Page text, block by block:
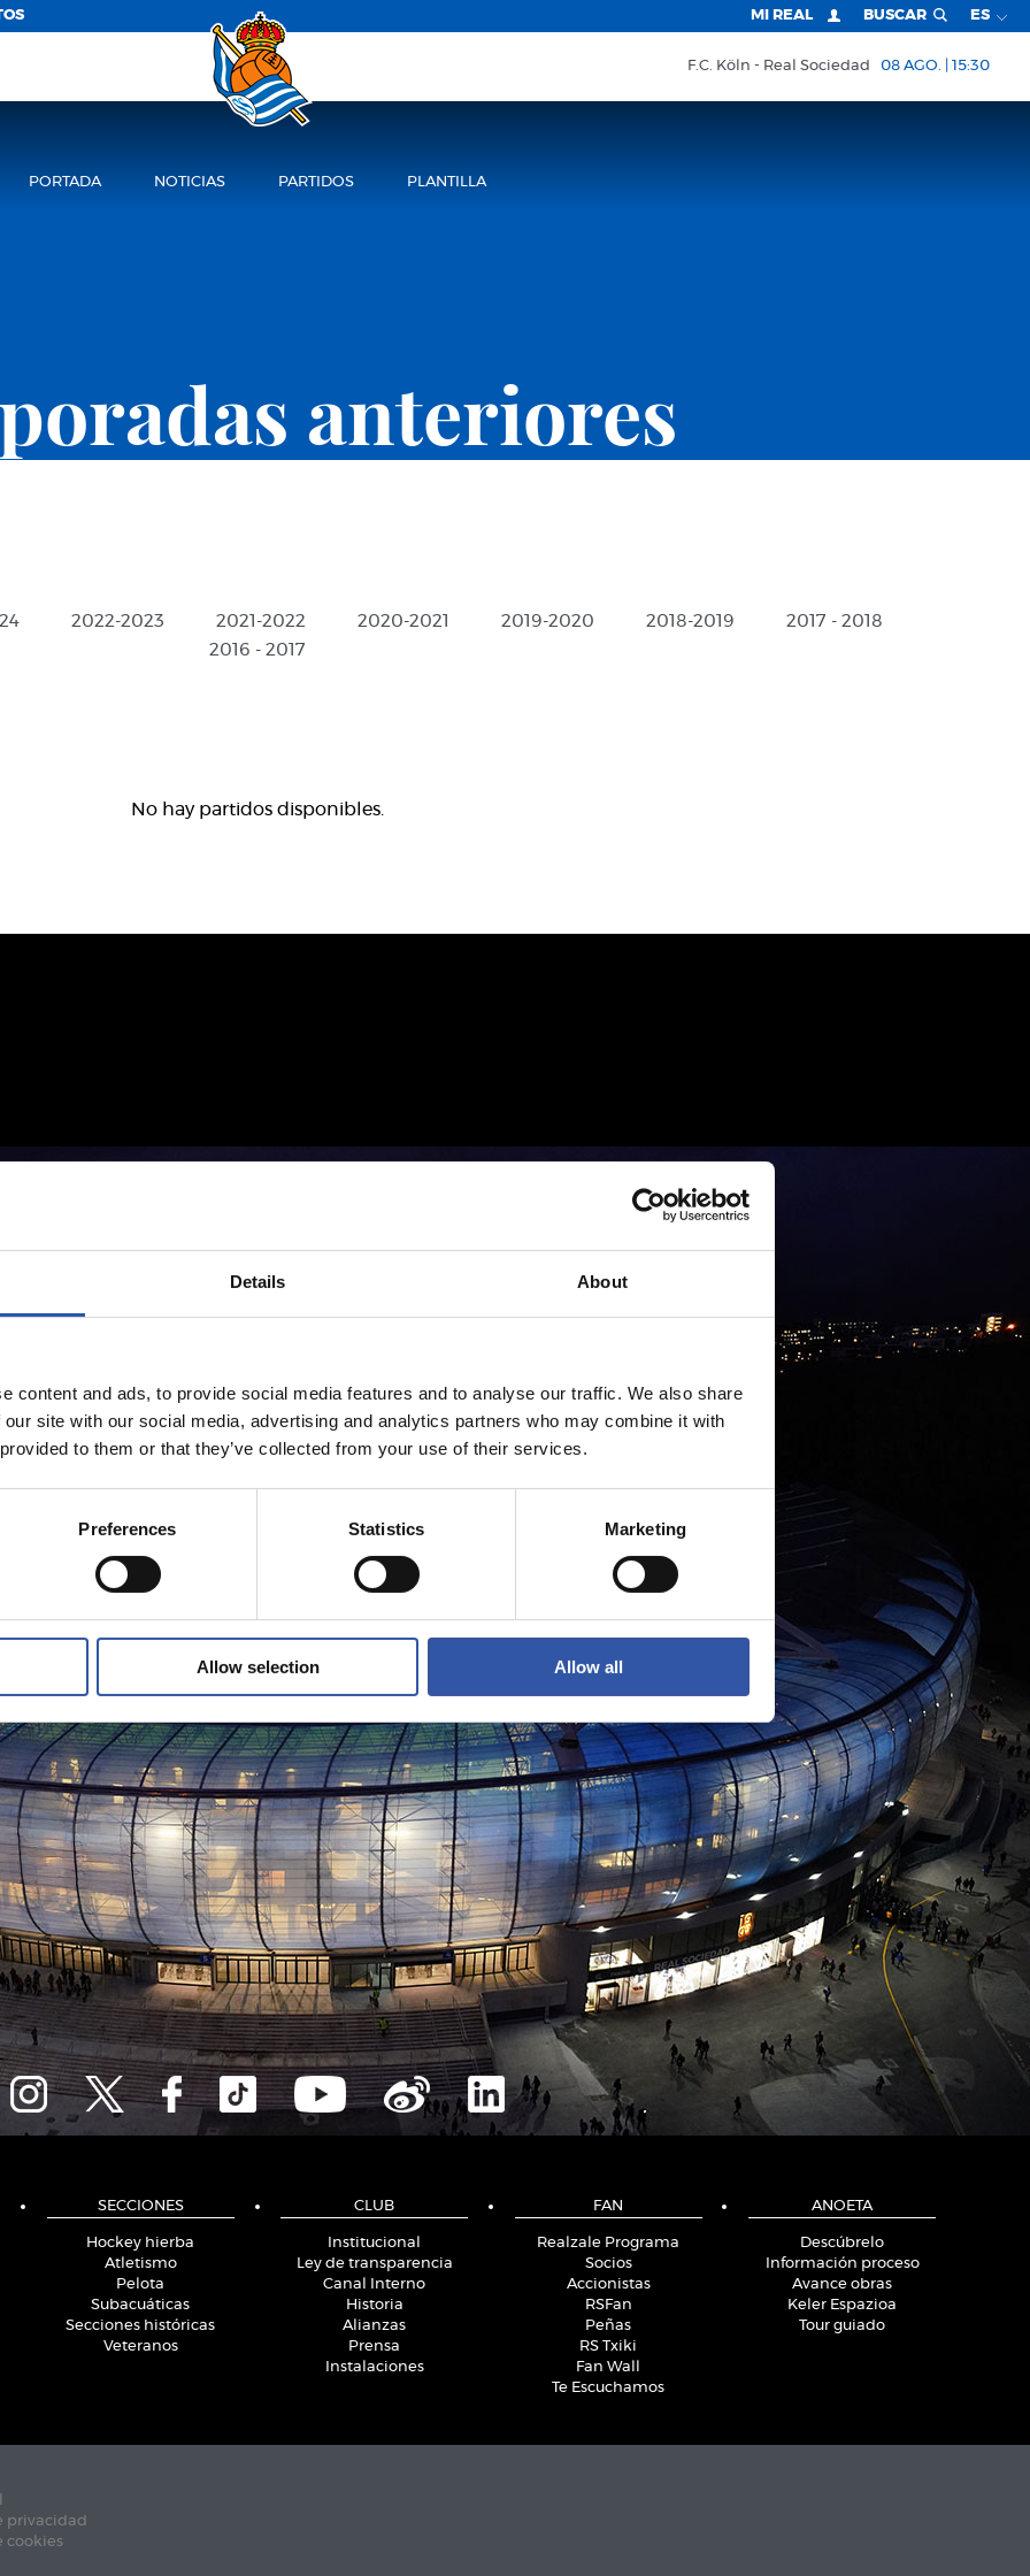
Details About
content and ads, to provide social media features and to analyse our traffic. We also share
site with our social media, advertising and analytics partners who may combine it with
to them or that they’ve collected from your use of their services.
Preferences Statistics Marketing
Allow selection Allow all
MI REAL BUSCAR ES
F.C. Köln Real Sociedad 08 AGO. | 15:30
PORTADA NOTICIAS PARTIDOS PLANTILLA
anteriores
2022-2023 2021-2022 2020-2021 2019-2020 2018-2019
2017 - 2018
2016 - 2017
No hay partidos disponibles.
SECCIONES
Hockey hierba
Atletismo
Pelota
Subacuáticas
Secciones históricas
Veteranos
CLUB
Institucional
Ley de transparencia
Canal Interno
Historia
Alianzas
Prensa
Instalaciones
FAN
Realzale Programa
Socios
Accionistas
RSFan
Peñas
RS Txiki
Fan Wall
Te Escuchamos
ANOETA
Descúbrelo
Información proceso
Avance obras
Keler Espazioa
Tour guiado
privacidad
cookies